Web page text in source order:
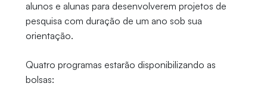
alunos e alunas para desenvolverem projetos de
pesquisa com duração de um ano sob sua
orientação.
Quatro programas estarão disponibilizando as
bolsas: